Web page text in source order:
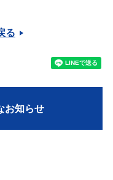
る
お知らせ